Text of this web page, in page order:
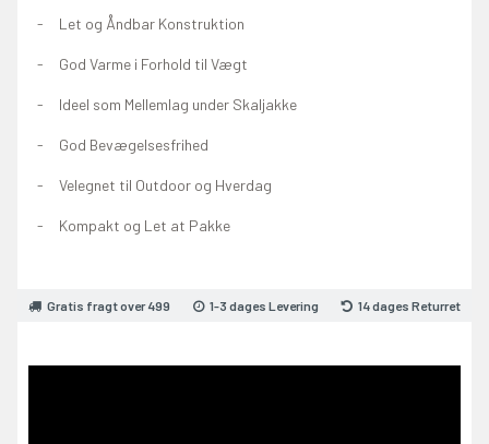
Let og Åndbar Konstruktion
God Varme i Forhold til Vægt
Ideel som Mellemlag under Skaljakke
God Bevægelsesfrihed
Velegnet til Outdoor og Hverdag
Kompakt og Let at Pakke
Gratis fragt over 499 1-3 dages Levering 14 dages Returret